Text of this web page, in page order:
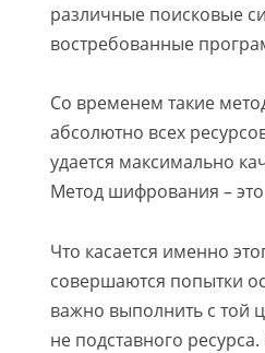
различные поисковые
востребованные
Со временем такие
абсолютно всех
удается максимально
Метод шифрования –
Что касается именно
совершаются попытки
важно выполнить с той
не подставного